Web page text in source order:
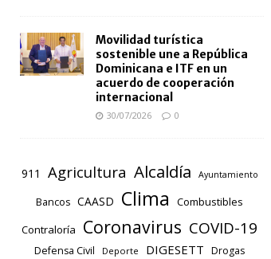
Movilidad turística
sostenible une a República
Dominicana e ITF en un
acuerdo de cooperación
internacional
30/07/2026 0
911 Agricultura Alcaldía Ayuntamiento
Bancos CAASD Clima
Combustibles
Contraloría
Coronavirus COVID-19
Defensa Civil Deporte DIGESETT Drogas